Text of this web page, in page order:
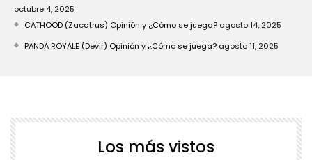
octubre 4, 2025
CATHOOD (Zacatrus) Opinión y ¿Cómo se juega? agosto 14, 2025
PANDA ROYALE (Devir) Opinión y ¿Cómo se juega? agosto 11, 2025
Los más vistos